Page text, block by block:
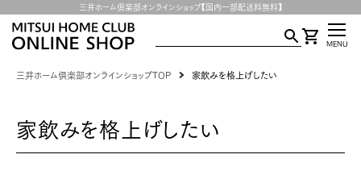
三井ホーム倶楽部オンラインショップ【国内一部配送料無料】
MENU
三井ホーム倶楽部オンラインショップTOP 家飲みを格上げしたい
家飲みを格上げしたい